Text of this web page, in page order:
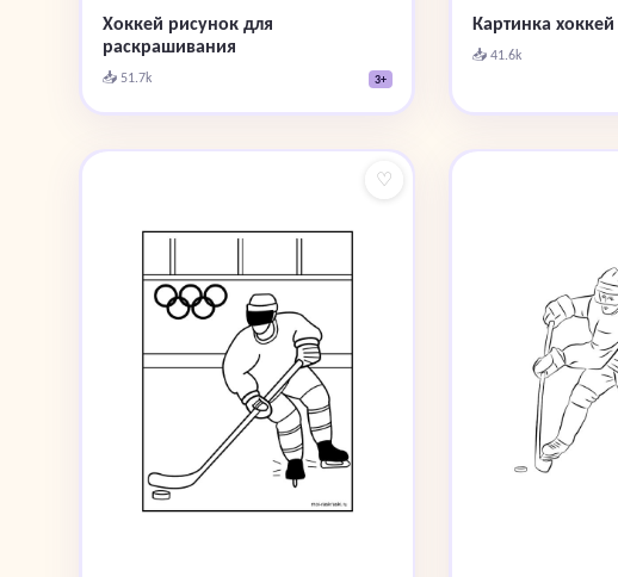
Хоккей рисунок для
раскрашивания
📥 51.7k 3+
Картинка
📥 41.6k
♡